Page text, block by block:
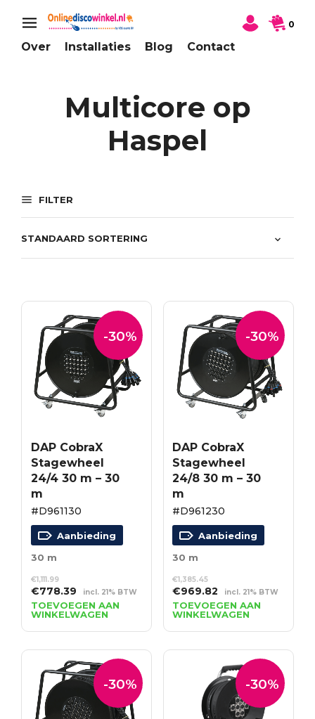
Over Installaties Blog Contact
0
Multicore op
Haspel
FILTER
-30%
DAP CobraX
Stagewheel
24/4 30 m – 30
m
#D961130
Aanbieding
30 m
€1,111.99
Oorspronkelijke
prijs
was:
€1,111.99.
€778.39Huidige
prijs
is:
€778.39.
incl. 21% BTW
TOEVOEGEN AAN
WINKELWAGEN
-30%
DAP CobraX
Stagewheel
24/8 30 m – 30
m
#D961230
Aanbieding
30 m
€1,385.45
Oorspronkelijke
prijs
was:
€1,385.45.
€969.82 Huidige
prijs
is:
€969.82.
incl. 21% BTW
TOEVOEGEN AAN
WINKELWAGEN
-30% -30%